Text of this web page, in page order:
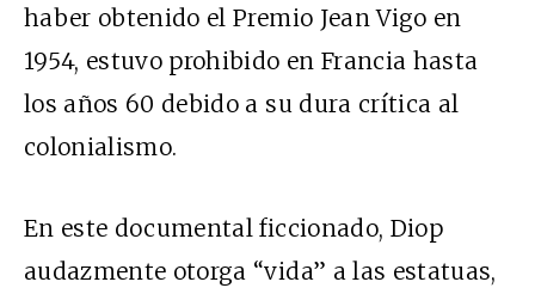
haber obtenido el Premio Jean Vigo en
1954, estuvo prohibido en Francia hasta
los años 60 debido a su dura crítica al
colonialismo.
En este documental ficcionado, Diop
audazmente otorga “vida” a las estatuas,